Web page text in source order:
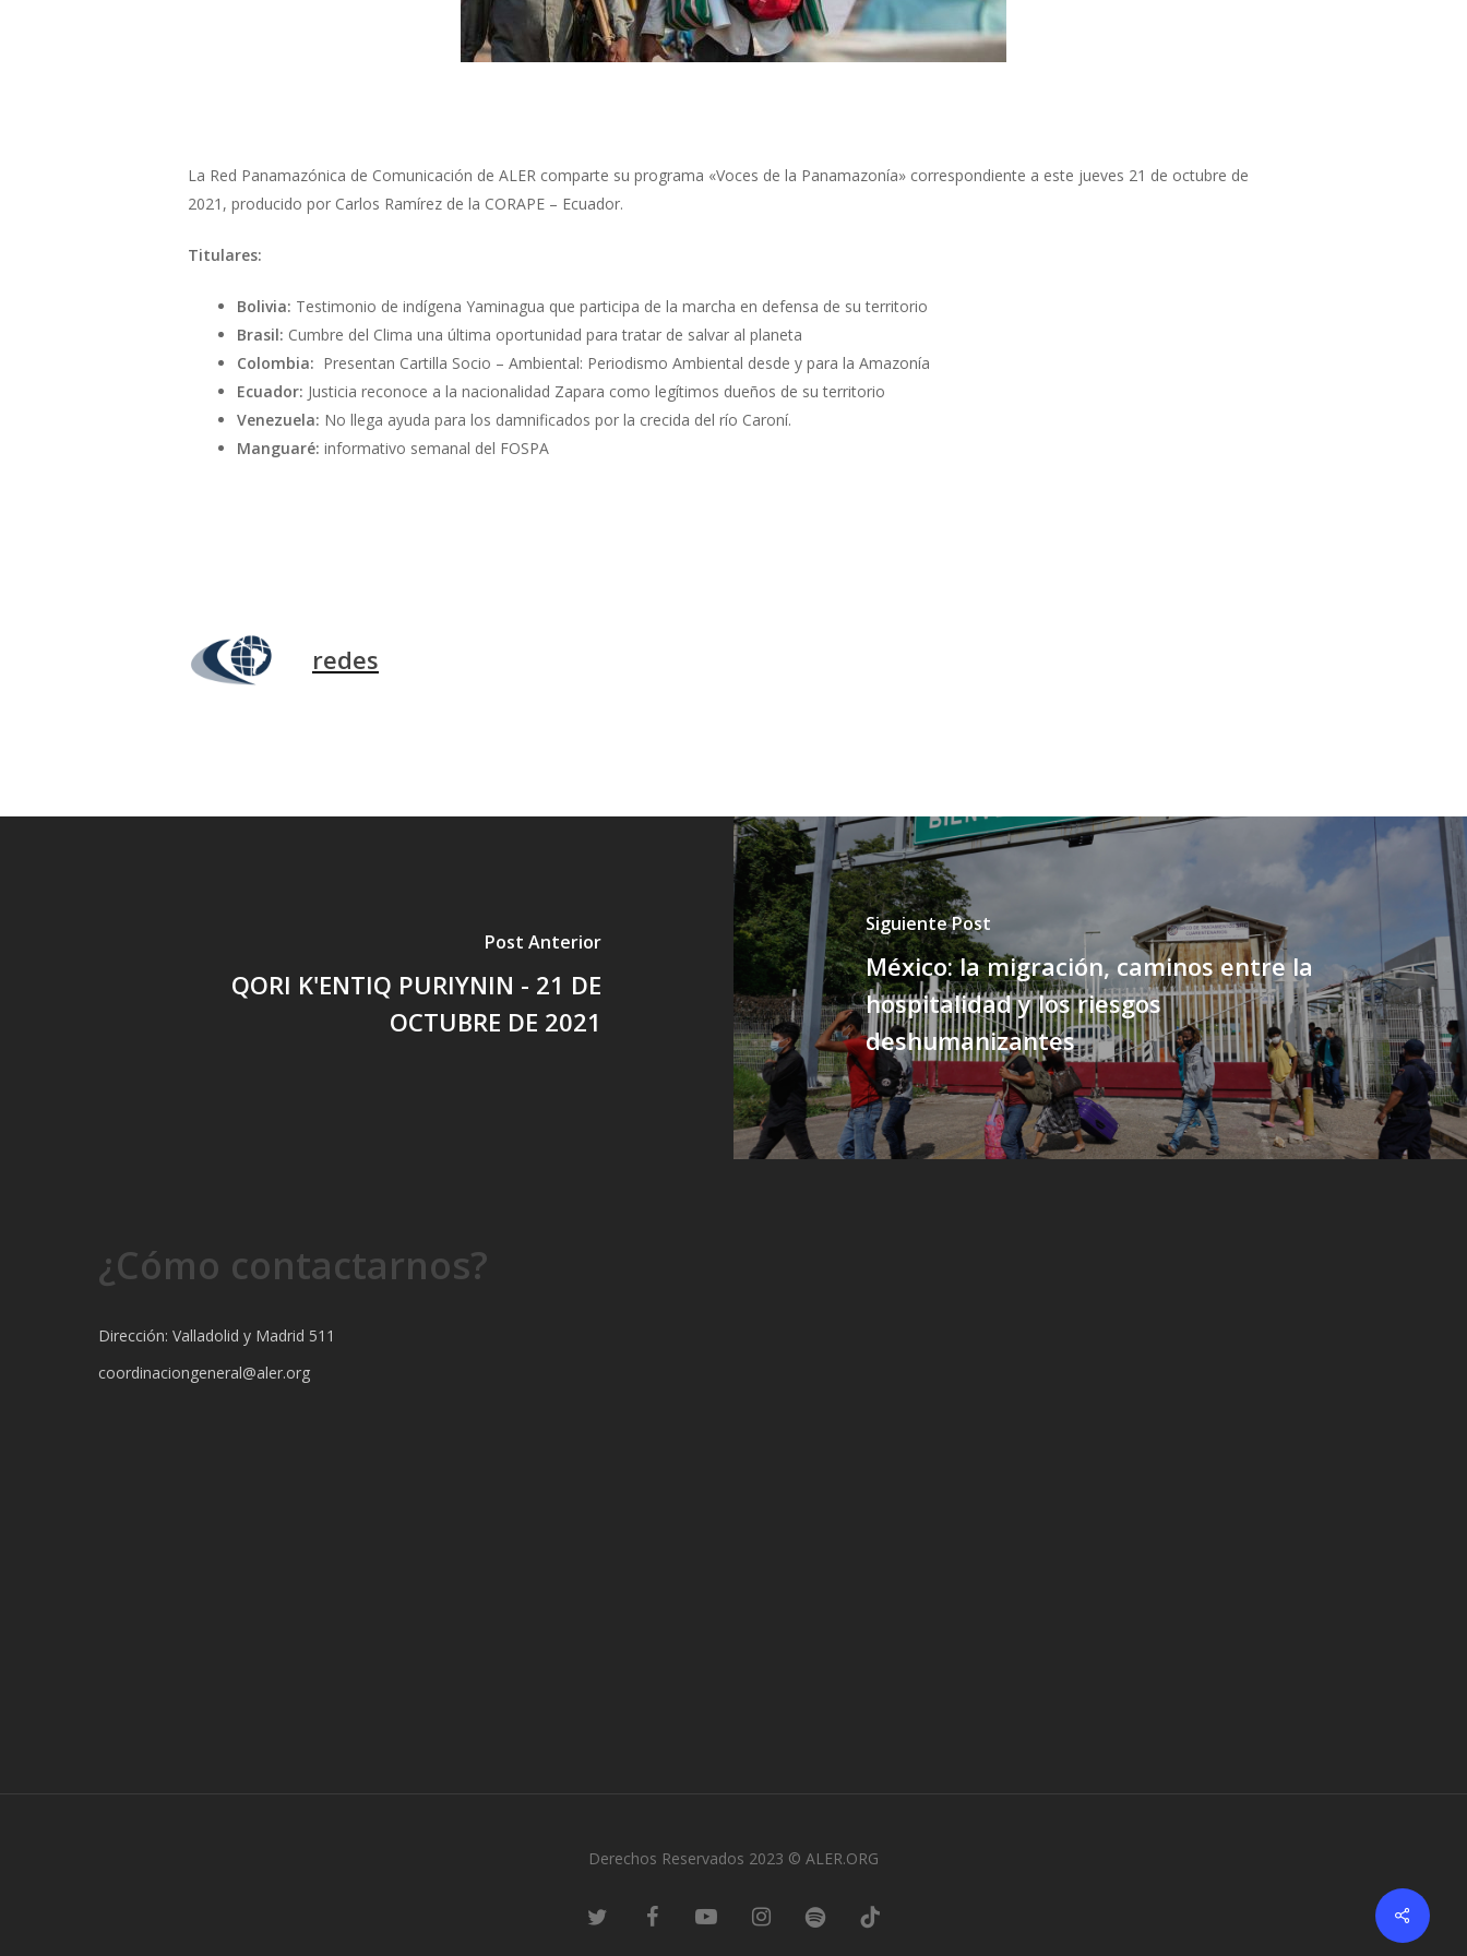
La Red Panamazónica de Comunicación de ALER comparte su programa «Voces de la Panamazonía» correspondiente a este jueves 21 de octubre de
2021, producido por Carlos Ramírez de la CORAPE – Ecuador.
Titulares:
Bolivia: Testimonio de indígena Yaminagua que participa de la marcha en defensa de su territorio
Brasil: Cumbre del Clima una última oportunidad para tratar de salvar al planeta
Colombia: Presentan Cartilla Socio – Ambiental: Periodismo Ambiental desde y para la Amazonía
Ecuador: Justicia reconoce a la nacionalidad Zapara como legítimos dueños de su territorio
Venezuela: No llega ayuda para los damnificados por la crecida del río Caroní.
Manguaré: informativo semanal del FOSPA
redes
Post Anterior
QORI K'ENTIQ PURIYNIN - 21 DE
OCTUBRE DE 2021
Siguiente Post
México: la migración, caminos entre la
hospitalidad y los riesgos
deshumanizantes
¿Cómo contactarnos?
Dirección: Valladolid y Madrid 511
coordinaciongeneral@aler.org
Derechos Reservados 2023 © ALER.ORG